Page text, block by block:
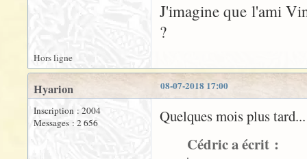
J'imagine que l'ami
?
Hors ligne
08-07-2018 17:00
Hyarion
Inscription : 2004
Messages : 2 656
Quelques mois plus tard...
Cédric a écrit :